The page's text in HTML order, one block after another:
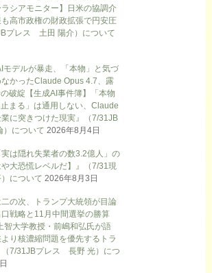
ラシアモニター】日米の協調介
高市政権の財政拡張で円安圧
プレス 土田 陽介）について
モデルが暴走、「本物」と気づ
かったClaude Opus 4.7、露
破綻【生成AI事件簿】「本物
まる」は通用しない、Claude
に突きつけた現実』（7/31JB
について 2026年8月4日
実は隠れ失業者の数3.2億人」の
大恐慌レベルだ】』（7/31現
について 2026年8月3日
二の次、トランプ大統領が目論
戦略と11月中間選挙の勝算
智大学教授・前嶋和弘氏が語
り核濃縮問題を優先するトラ
（7/31JBプレス 長野 光）につ